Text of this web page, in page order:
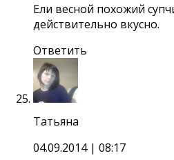
Ели весной похожий
действительно вкусно.
Ответить
Татьяна
04.09.2014 | 08:17